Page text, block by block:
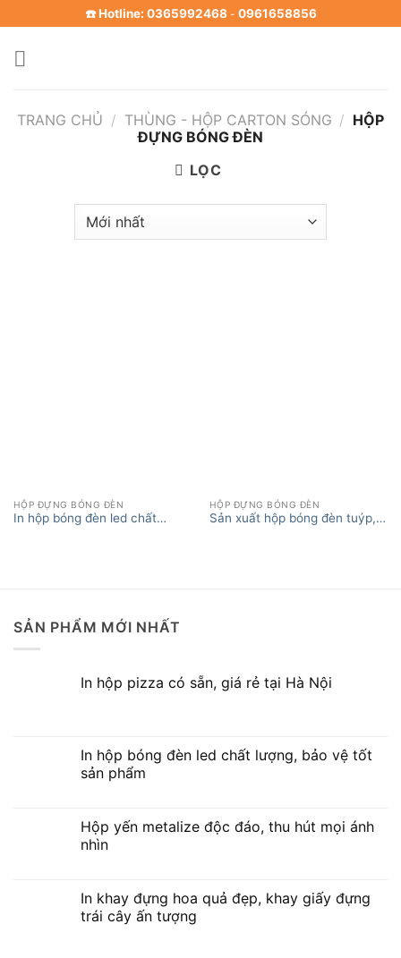
to
content
☎️ Hotline: 0365992468 - 0961658856
TRANG CHỦ / THÙNG - HỘP CARTON SÓNG / HỘP
ĐỰNG BÓNG ĐÈN
LỌC
HỘP ĐỰNG BÓNG ĐÈN
In hộp bóng đèn led chất
HỘP ĐỰNG BÓNG ĐÈN
Sản xuất hộp bóng đèn tuýp,
SẢN PHẨM MỚI NHẤT
In hộp pizza có sẵn, giá rẻ tại Hà Nội
In hộp bóng đèn led chất lượng, bảo vệ tốt
sản phẩm
Hộp yến metalize độc đáo, thu hút mọi ánh
nhìn
In khay đựng hoa quả đẹp, khay giấy đựng
trái cây ấn tượng